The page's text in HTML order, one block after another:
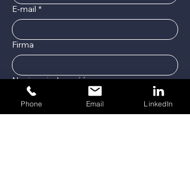
E-mail *
Firma
Napisz wiadomość
Phone Email LinkedIn